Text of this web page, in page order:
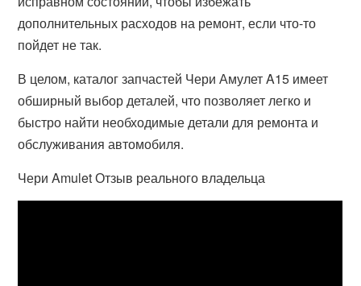
дополнительных расходов на ремонт, если что-то
пойдет не так.
В целом, каталог запчастей Чери Амулет A15 имеет
обширный выбор деталей, что позволяет легко и
быстро найти необходимые детали для ремонта и
обслуживания автомобиля.
Чери Amulet Отзыв реального владельца